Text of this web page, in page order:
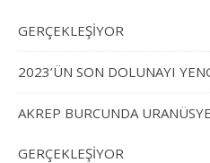
GERÇEKLEŞİYOR
2023’ÜN SON DOLUNAYI
AKREP BURCUNDA
GERÇEKLEŞİYOR